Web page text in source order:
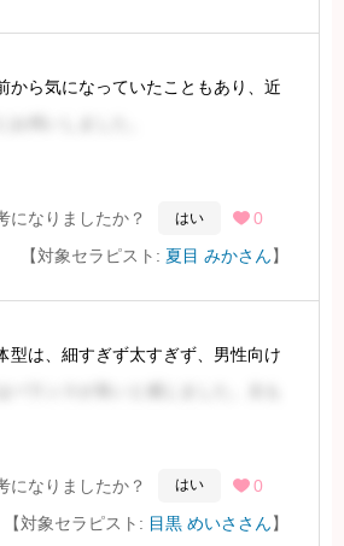
を見るには会員登録
から気になっていたこともあり、近
男性向けのサービスに適した体格だ
後半の方で、美人系で性格も良さそ
になりましたか？ はい  0
【対象セラピスト: 夏目 みかさん】
型は、細すぎず太すぎず、男性向け
がある点も、魅力的に感じました。
しく、アイドルのような雰囲気で
印象を持ちながらも、
になりましたか？ はい  0
【対象セラピスト: 目黒 めいささん】